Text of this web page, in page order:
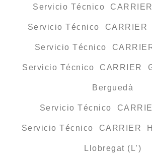
Servicio Técnico
Servicio Técnico CARRIER
Servicio Técnico
Servicio Técnico CARRIER
Berguedà
Servicio Técnico
Servicio Técnico CARRIER
Llobregat (L’)